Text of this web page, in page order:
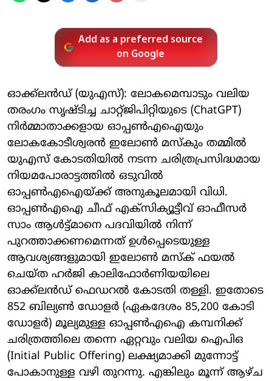
Add as a preferred source
on Google
ഓക്ക്‌ലൻഡ് (യുഎസ്): ലോകമെമ്പാടും വലിയ
തരംഗം സൃഷ്ടിച്ച ചാറ്റ്ജിപിറ്റിയുടെ (ChatGPT)
നിർമ്മാതാക്കളായ ഓപ്പൺഎഐയും
ലോകകോടീശ്വരൻ ഇലോൺ മസ്കും തമ്മിൽ
യുഎസ് കോടതിയിൽ നടന്ന ചരിത്രപ്രസിദ്ധമായ
നിയമപോരാട്ടത്തിൽ ഒടുവിൽ
ഓപ്പൺഎഐയ്ക്ക് അനുകൂലമായി വിധി.
ഓപ്പൺഎഐ ചീഫ് എക്സിക്യൂട്ടീവ് ഓഫീസർ
സാം ആൾട്ട്മാനെ പദവിയിൽ നിന്ന്
പുറത്താക്കണമെന്നത് ഉൾപ്പെടെയുള്ള
ആവശ്യങ്ങളുമായി ഇലോൺ മസ്ക് ഫയൽ
ചെയ്ത ഹർജി കാലിഫോർണിയയിലെ
ഓക്ക്‌ലൻഡ് ഫെഡറൽ കോടതി തള്ളി. ഇതോടെ
852 ബില്യൺ ഡോളർ (ഏകദേശം 85,200 കോടി
ഡോളർ) മൂല്യമുള്ള ഓപ്പൺഎഐ കമ്പനിക്ക്
ചരിത്രത്തിലെ തന്നെ ഏറ്റവും വലിയ ഐപിഒ
(Initial Public Offering) ലക്ഷ്യമാക്കി മുന്നോട്ട്
പോകാനുള്ള വഴി തുറന്നു. എങ്കിലും മൂന്ന് ആഴ്ച